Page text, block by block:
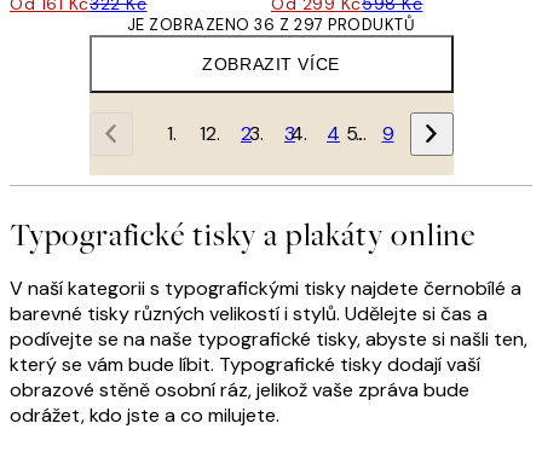
ZOBRAZIT VÍCE
JE ZOBRAZENO 36 Z 297 PRODUKTŮ
1 2 3 4 … 9
Typografické tisky a plakáty online
V naší kategorii s typografickými tisky najdete černobílé a
barevné tisky různých velikostí i stylů. Udělejte si čas a
podívejte se na naše typografické tisky, abyste si našli ten,
který se vám bude líbit. Typografické tisky dodají vaší
obrazové stěně osobní ráz, jelikož vaše zpráva bude
odrážet, kdo jste a co milujete.